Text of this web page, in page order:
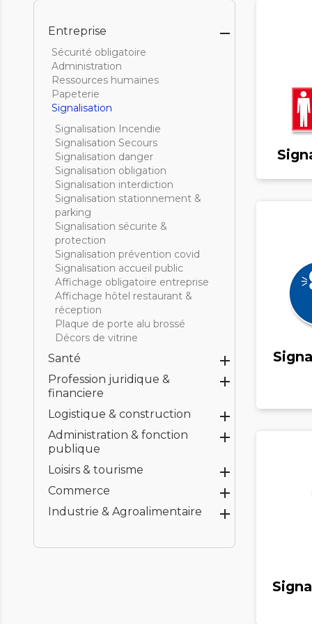
Entreprise 
Sécurité obligatoire
Administration
Ressources humaines
Papeterie
Signalisation
Signalisation Incendie
Signalisation Secours
Signalisation danger
Signalisation obligation
Signalisation interdiction
Signalisation stationnement &
parking
Signalisation sécurite &
protection
Signalisation prévention covid
Signalisation accueil public
Affichage obligatoire entreprise
Affichage hôtel restaurant &
réception
Plaque de porte alu brossé
Décors de vitrine
Santé 
Profession juridique &
financiere

Logistique & construction 
Administration & fonction
publique

Loisirs & tourisme 
Commerce 
Industrie & Agroalimentaire 